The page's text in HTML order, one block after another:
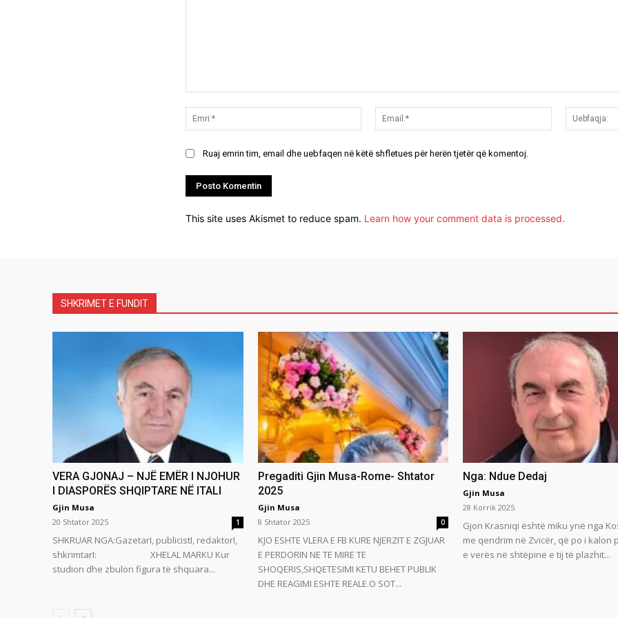
Emri:*
Email:*
Ruaj emrin tim, email dhe uebfaqen në këtë shfletues për herën tjetër që komentoj.
This site uses Akismet to reduce spam. Learn how your comment data is processed.
SHKRIMET E FUNDIT
VERA GJONAJ – NJË EMËR I NJOHUR
I DIASPORËS SHQIPTARE NË ITALI
Gjin Musa
20 Shtator 2025
1
SHKRUAR NGA:GazetarI, publicistI, redaktorI,
shkrimtarI: XHELAL MARKU Kur
studion dhe zbulon figura të shquara...
Pregaditi Gjin Musa-Rome- Shtator
2025
Gjin Musa
8 Shtator 2025
0
KJO ESHTE VLERA E FB KURE NJERZIT E ZGJUAR
E PERDORIN NE TE MIRE TE
SHOQERIS,SHQETESIMI KETU BEHET PUBLIK
DHE REAGIMI ESHTE REALE.O SOT...
Nga: Ndue Dedaj
Gjin Musa
28 Korrik 2025
Gjon Krasniqi është miku ynë nga
me qendrim në Zvicër, që po i kalon
e verës në shtëpinë e tij të plazhit...